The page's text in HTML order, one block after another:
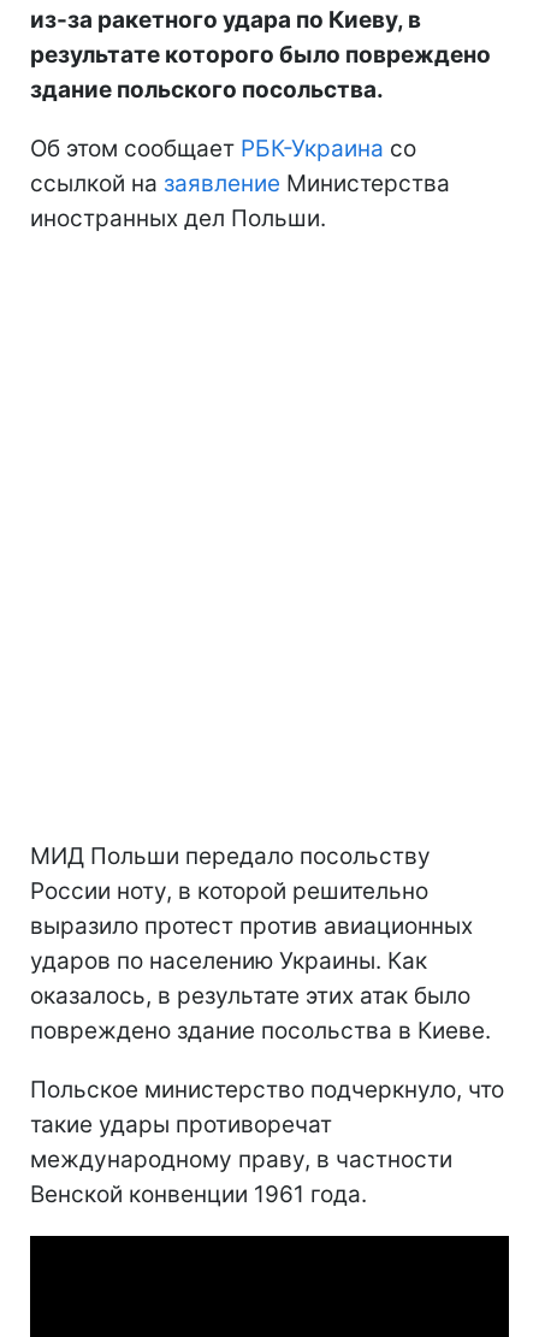
из-за ракетного удара по Киеву, в
результате которого было повреждено
здание польского посольства.
Об этом сообщает РБК-Украина со
ссылкой на заявление Министерства
иностранных дел Польши.
МИД Польши передало посольству
России ноту, в которой решительно
выразило протест против авиационных
ударов по населению Украины. Как
оказалось, в результате этих атак было
повреждено здание посольства в Киеве.
Польское министерство подчеркнуло, что
такие удары противоречат
международному праву, в частности
Венской конвенции 1961 года.